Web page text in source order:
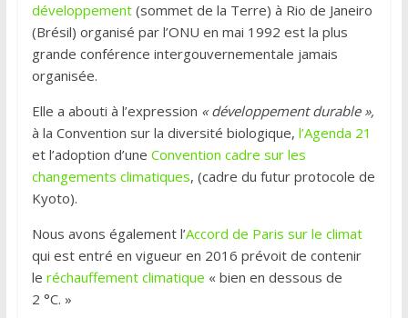
développement(sommet de la Terre) à Rio de Janeiro
(Brésil) organisé par l’ONU en mai 1992 est la plus
grande conférence intergouvernementale jamais
organisée.
Elle a abouti à l’expression « développement durable »,
à la Convention sur la diversité biologique, l’Agenda 21
et l’adoption d’une Convention cadre sur les
changements climatiques, (cadre du futur protocole de
Kyoto).
Nous avons également l’Accord de Paris sur le climat
qui est entré en vigueur en 2016 prévoit de contenir
le réchauffement climatique « bien en dessous de
2 °C. »